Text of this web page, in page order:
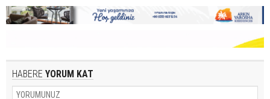
HABERE YORUM KAT